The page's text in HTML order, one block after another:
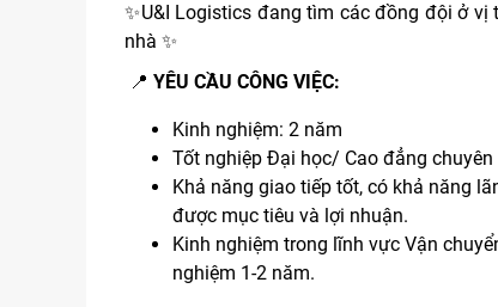
✨U&I Logistics đang tìm các đồng đội ở
nhà ✨
📍 YÊU CẦU CÔNG VIỆC:
Kinh nghiệm: 2 năm
Tốt nghiệp Đại học/ Cao đẳng
Khả năng giao tiếp tốt, có khả năng
được mục tiêu và lợi nhuận.
Kinh nghiệm trong lĩnh vực Vận
nghiệm 1-2 năm.